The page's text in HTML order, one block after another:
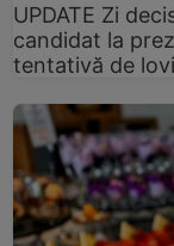
UPDATE Zi
candidat la
tentativă de